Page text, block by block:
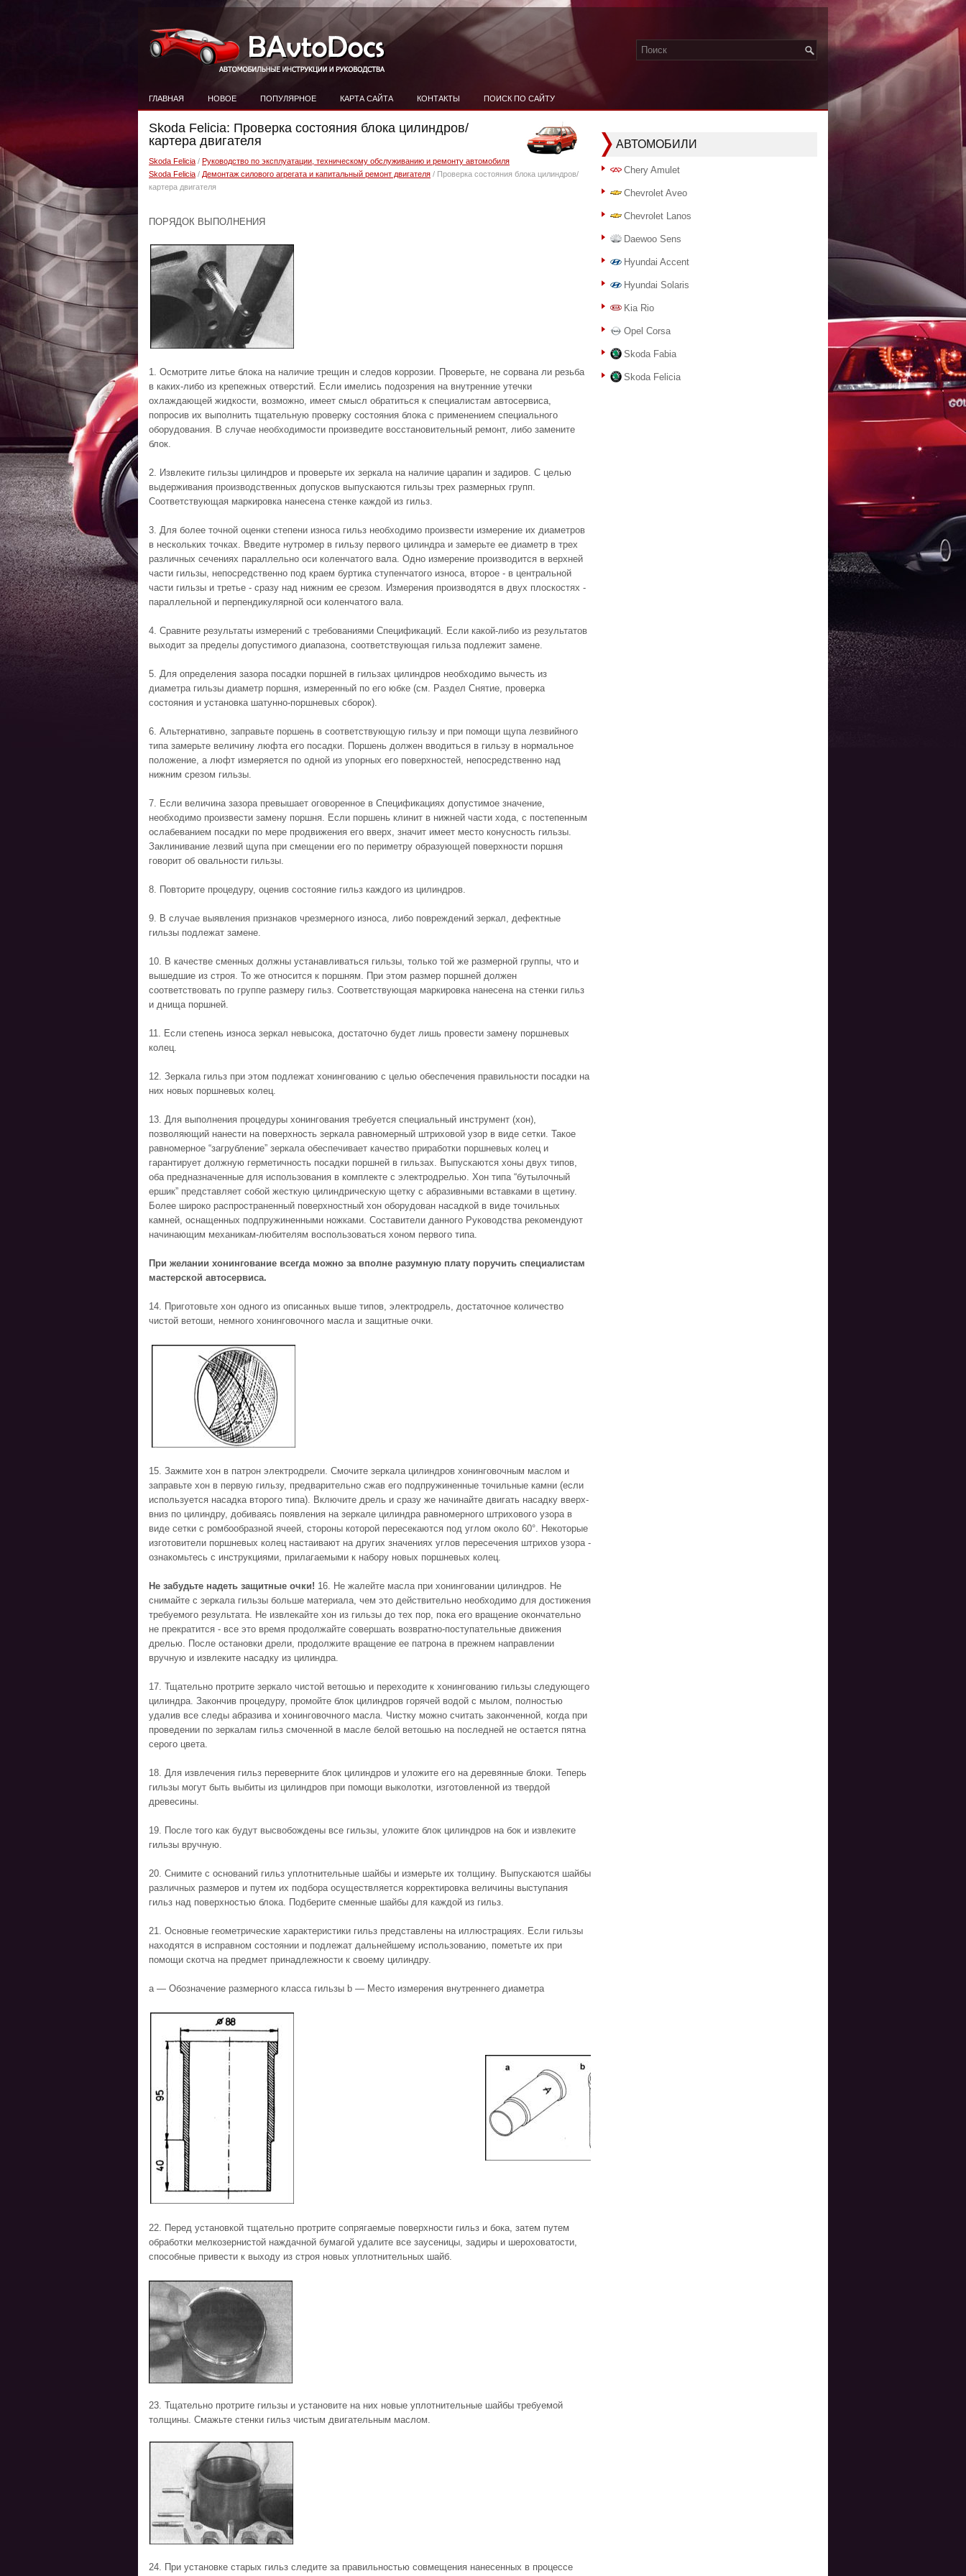
ГЛАВНАЯ НОВОЕ ПОПУЛЯРНОЕ КАРТА САЙТА КОНТАКТЫ ПОИСК ПО САЙТУ
Skoda Felicia: Проверка состояния блока цилиндров/
картера двигателя
Skoda Felicia / Руководство по эксплуатации, техническому обслуживанию и ремонту автомобиля
Skoda Felicia / Демонтаж силового агрегата и капитальный ремонт двигателя / Проверка состояния блока цилиндров/
картера двигателя
ПОРЯДОК ВЫПОЛНЕНИЯ
1. Осмотрите литье блока на наличие трещин и следов коррозии. Проверьте, не сорвана ли резьба
в каких-либо из крепежных отверстий. Если имелись подозрения на внутренние утечки
охлаждающей жидкости, возможно, имеет смысл обратиться к специалистам автосервиса,
попросив их выполнить тщательную проверку состояния блока с применением специального
оборудования. В случае необходимости произведите восстановительный ремонт, либо замените
блок.
2. Извлеките гильзы цилиндров и проверьте их зеркала на наличие царапин и задиров. С целью
выдерживания производственных допусков выпускаются гильзы трех размерных групп.
Соответствующая маркировка нанесена стенке каждой из гильз.
3. Для более точной оценки степени износа гильз необходимо произвести измерение их диаметров
в нескольких точках. Введите нутромер в гильзу первого цилиндра и замерьте ее диаметр в трех
различных сечениях параллельно оси коленчатого вала. Одно измерение производится в верхней
части гильзы, непосредственно под краем буртика ступенчатого износа, второе - в центральной
части гильзы и третье - сразу над нижним ее срезом. Измерения производятся в двух плоскостях -
параллельной и перпендикулярной оси коленчатого вала.
4. Сравните результаты измерений с требованиями Спецификаций. Если какой-либо из результатов
выходит за пределы допустимого диапазона, соответствующая гильза подлежит замене.
5. Для определения зазора посадки поршней в гильзах цилиндров необходимо вычесть из
диаметра гильзы диаметр поршня, измеренный по его юбке (см. Раздел Снятие, проверка
состояния и установка шатунно-поршневых сборок).
6. Альтернативно, заправьте поршень в соответствующую гильзу и при помощи щупа лезвийного
типа замерьте величину люфта его посадки. Поршень должен вводиться в гильзу в нормальное
положение, а люфт измеряется по одной из упорных его поверхностей, непосредственно над
нижним срезом гильзы.
7. Если величина зазора превышает оговоренное в Спецификациях допустимое значение,
необходимо произвести замену поршня. Если поршень клинит в нижней части хода, с постепенным
ослабеванием посадки по мере продвижения его вверх, значит имеет место конусность гильзы.
Заклинивание лезвий щупа при смещении его по периметру образующей поверхности поршня
говорит об овальности гильзы.
8. Повторите процедуру, оценив состояние гильз каждого из цилиндров.
9. В случае выявления признаков чрезмерного износа, либо повреждений зеркал, дефектные
гильзы подлежат замене.
10. В качестве сменных должны устанавливаться гильзы, только той же размерной группы, что и
вышедшие из строя. То же относится к поршням. При этом размер поршней должен
соответствовать по группе размеру гильз. Соответствующая маркировка нанесена на стенки гильз
и днища поршней.
11. Если степень износа зеркал невысока, достаточно будет лишь провести замену поршневых
колец.
12. Зеркала гильз при этом подлежат хонингованию с целью обеспечения правильности посадки на
них новых поршневых колец.
13. Для выполнения процедуры хонингования требуется специальный инструмент (хон),
позволяющий нанести на поверхность зеркала равномерный штриховой узор в виде сетки. Такое
равномерное “загрубление” зеркала обеспечивает качество приработки поршневых колец и
гарантирует должную герметичность посадки поршней в гильзах. Выпускаются хоны двух типов,
оба предназначенные для использования в комплекте с электродрелью. Хон типа “бутылочный
ершик” представляет собой жесткую цилиндрическую щетку с абразивными вставками в щетину.
Более широко распространенный поверхностный хон оборудован насадкой в виде точильных
камней, оснащенных подпружиненными ножками. Составители данного Руководства рекомендуют
начинающим механикам-любителям воспользоваться хоном первого типа.
При желании хонингование всегда можно за вполне разумную плату поручить специалистам
мастерской автосервиса.
14. Приготовьте хон одного из описанных выше типов, электродрель, достаточное количество
чистой ветоши, немного хонинговочного масла и защитные очки.
15. Зажмите хон в патрон электродрели. Смочите зеркала цилиндров хонинговочным маслом и
заправьте хон в первую гильзу, предварительно сжав его подпружиненные точильные камни (если
используется насадка второго типа). Включите дрель и сразу же начинайте двигать насадку вверх-
вниз по цилиндру, добиваясь появления на зеркале цилиндра равномерного штрихового узора в
виде сетки с ромбообразной ячеей, стороны которой пересекаются под углом около 60°. Некоторые
изготовители поршневых колец настаивают на других значениях углов пересечения штрихов узора -
ознакомьтесь с инструкциями, прилагаемыми к набору новых поршневых колец.
Не забудьте надеть защитные очки! 16. Не жалейте масла при хонинговании цилиндров. Не
снимайте с зеркала гильзы больше материала, чем это действительно необходимо для достижения
требуемого результата. Не извлекайте хон из гильзы до тех пор, пока его вращение окончательно
не прекратится - все это время продолжайте совершать возвратно-поступательные движения
дрелью. После остановки дрели, продолжите вращение ее патрона в прежнем направлении
вручную и извлеките насадку из цилиндра.
17. Тщательно протрите зеркало чистой ветошью и переходите к хонингованию гильзы следующего
цилиндра. Закончив процедуру, промойте блок цилиндров горячей водой с мылом, полностью
удалив все следы абразива и хонинговочного масла. Чистку можно считать законченной, когда при
проведении по зеркалам гильз смоченной в масле белой ветошью на последней не остается пятна
серого цвета.
18. Для извлечения гильз переверните блок цилиндров и уложите его на деревянные блоки. Теперь
гильзы могут быть выбиты из цилиндров при помощи выколотки, изготовленной из твердой
древесины.
19. После того как будут высвобождены все гильзы, уложите блок цилиндров на бок и извлеките
гильзы вручную.
20. Снимите с оснований гильз уплотнительные шайбы и измерьте их толщину. Выпускаются шайбы
различных размеров и путем их подбора осуществляется корректировка величины выступания
гильз над поверхностью блока. Подберите сменные шайбы для каждой из гильз.
21. Основные геометрические характеристики гильз представлены на иллюстрациях. Если гильзы
находятся в исправном состоянии и подлежат дальнейшему использованию, пометьте их при
помощи скотча на предмет принадлежности к своему цилиндру.
а — Обозначение размерного класса гильзы b — Место измерения внутреннего диаметра
22. Перед установкой тщательно протрите сопрягаемые поверхности гильз и бока, затем путем
обработки мелкозернистой наждачной бумагой удалите все заусеницы, задиры и шероховатости,
способные привести к выходу из строя новых уплотнительных шайб.
23. Тщательно протрите гильзы и установите на них новые уплотнительные шайбы требуемой
толщины. Смажьте стенки гильз чистым двигательным маслом.
24. При установке старых гильз следите за правильностью совмещения нанесенных в процессе
АВТОМОБИЛИ
Chery Amulet
Chevrolet Aveo
Chevrolet Lanos
Daewoo Sens
Hyundai Accent
Hyundai Solaris
Kia Rio
Opel Corsa
Skoda Fabia
Skoda Felicia